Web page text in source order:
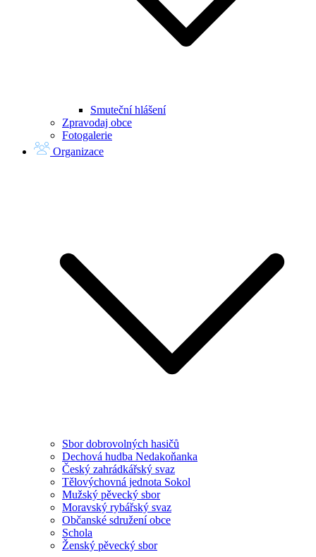
Smuteční hlášení
Zpravodaj obce
Fotogalerie
Organizace
Sbor dobrovolných hasičů
Dechová hudba Nedakoňanka
Český zahrádkářský svaz
Tělovýchovná jednota Sokol
Mužský pěvecký sbor
Moravský rybářský svaz
Občanské sdružení obce
Schola
Ženský pěvecký sbor